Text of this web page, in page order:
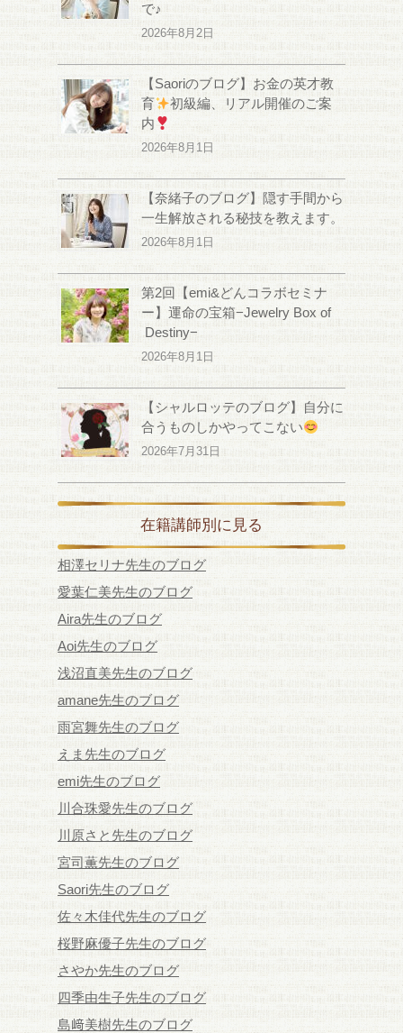
で♪
2026年8月2日
【Saoriのブログ】お金の英才教
育
初級編、リアル開催のご案
内
2026年8月1日
【奈緒子のブログ】隠す手間から
一生解放される秘技を教えます。
2026年8月1日
第2回【emi&どんコラボセミナ
ー】運命の宝箱−Jewelry Box of
Destiny−
2026年8月1日
【シャルロッテのブログ】自分に
合うものしかやってこない
2026年7月31日
在籍講師別に見る
相澤セリナ先生のブログ
愛葉仁美先生のブログ
Aira先生のブログ
Aoi先生のブログ
浅沼直美先生のブログ
amane先生のブログ
雨宮舞先生のブログ
えま先生のブログ
emi先生のブログ
川合珠愛先生のブログ
川原さと先生のブログ
宮司薫先生のブログ
Saori先生のブログ
佐々木佳代先生のブログ
桜野麻優子先生のブログ
さやか先生のブログ
四季由生子先生のブログ
島﨑美樹先生のブログ